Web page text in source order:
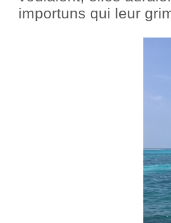
importuns qui leur